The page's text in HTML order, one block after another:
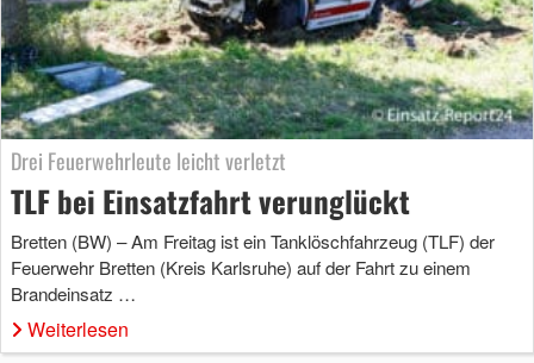
Drei Feuerwehrleute leicht verletzt
TLF bei Einsatzfahrt verunglückt
Bretten (BW) – Am Freitag ist ein Tanklöschfahrzeug (TLF) der
Feuerwehr Bretten (Kreis Karlsruhe) auf der Fahrt zu einem
Brandeinsatz …
Weiterlesen